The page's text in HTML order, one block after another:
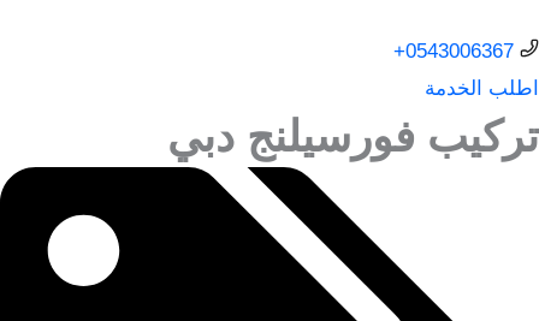
0543006367+
اطلب الخدمة
تركيب فورسيلنج دبي